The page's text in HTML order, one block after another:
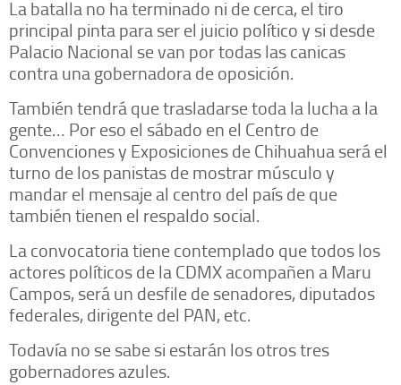
La batalla no ha terminado ni de cerca, el tiro
principal pinta para ser el juicio político y si desde
Palacio Nacional se van por todas las canicas
contra una gobernadora de oposición.
También tendrá que trasladarse toda la lucha a la
gente… Por eso el sábado en el Centro de
Convenciones y Exposiciones de Chihuahua será el
turno de los panistas de mostrar músculo y
mandar el mensaje al centro del país de que
también tienen el respaldo social.
La convocatoria tiene contemplado que todos los
actores políticos de la CDMX acompañen a Maru
Campos, será un desfile de senadores, diputados
federales, dirigente del PAN, etc.
Todavía no se sabe si estarán los otros tres
gobernadores azules.